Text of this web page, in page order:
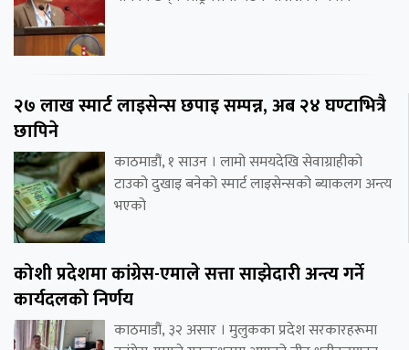
२७ लाख स्मार्ट लाइसेन्स छपाइ सम्पन्न, अब २४ घण्टाभित्रै
छापिने
काठमाडौं, १ साउन । लामो समयदेखि सेवाग्राहीको
टाउको दुखाइ बनेको स्मार्ट लाइसेन्सको ब्याकलग अन्त्य
भएको
कोशी प्रदेशमा कांग्रेस-एमाले सत्ता साझेदारी अन्त्य गर्ने
कार्यदलको निर्णय
काठमाडौं, ३२ असार । मुलुकका प्रदेश सरकारहरूमा